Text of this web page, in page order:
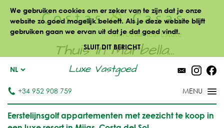
We gebruiken cookies om er zeker van te zijn dat je onze
website zo goed mogelijk beleeft. Als je deze website blijft
gebruiken gaan we ervan uit dat je dat goed vindt.
SLUIT DIT BERICHT
Thuis in Marbella...
Luxe Vastgoed
NL
+34 952 908 759
Eerstelijnsgolf appartementen met zeezicht te koop in